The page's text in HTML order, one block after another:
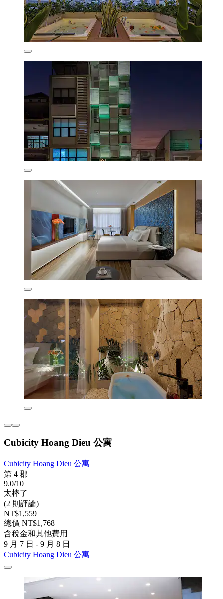
Cubicity Hoang Dieu 公寓
Cubicity Hoang Dieu 公寓
第 4 郡
9.0/10
太棒了
(2 則評論)
NT$1,559
總價 NT$1,768
含稅金和其他費用
9 月 7 日 - 9 月 8 日
Cubicity Hoang Dieu 公寓